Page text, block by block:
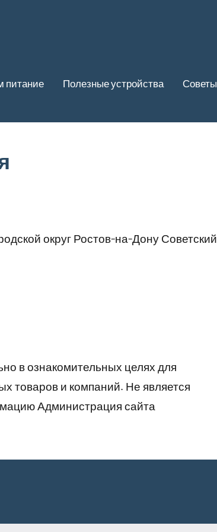
питание Полезные устройства Советы
округ Ростов-на-Дону Советский
в ознакомительных целях для
товаров и компаний. Не является
Администрация сайта